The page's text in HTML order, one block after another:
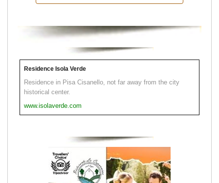
Residence Isola Verde
Residence in Pisa Cisanello, not far away from the city
historical center.
www.isolaverde.com